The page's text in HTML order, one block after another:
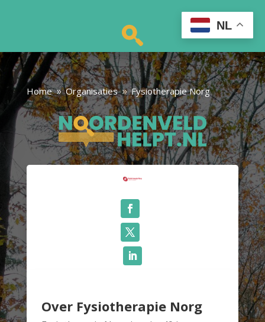
Home 9 Organisaties 9 Fysiotherapie Norg
Over Fysiotherapie Norg
NL